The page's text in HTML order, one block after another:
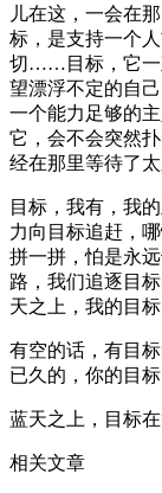
儿在这，一会在
标，是支持一个
切……目标，它一
望漂浮不定的自
一个能力足够的
它，会不会突然
经在那里等待了
目标，我有，我
力向目标追赶，
拼一拼，怕是永
路，我们追逐目
天之上，我的目
有空的话，有目
已久的，你的目
蓝天之上，目标在
相关文章